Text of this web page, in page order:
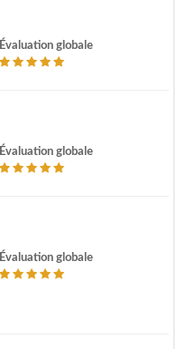
Évaluation globale
Évaluation globale
Évaluation globale